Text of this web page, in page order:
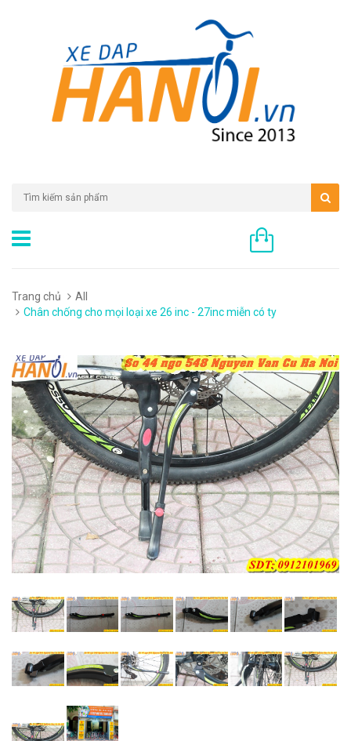
Trang chủ
All
Chân chống cho mọi loại xe 26 inc - 27inc miễn có ty